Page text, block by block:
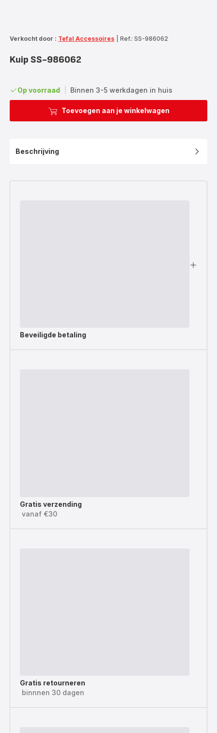
Verkocht door : Tefal Accessoires Ref.: SS-986062
Kuip SS-986062
Op voorraad Binnen 3-5 werkdagen in huis
Toevoegen aan je winkelwagen
Beschrijving
Beveiligde betaling
Gratis verzending
vanaf €30
Gratis retourneren
binnnen 30 dagen